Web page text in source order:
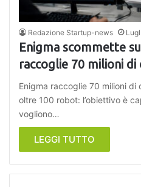
Redazione Startup-news
Enigma scommette
raccoglie 70 milioni
Enigma raccoglie 70 milioni
oltre 100 robot: l’obiettivo è
vogliono…
LEGGI TUTTO